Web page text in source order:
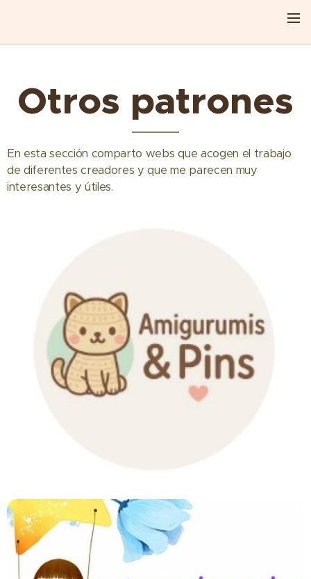
Otros patrones
En esta sección comparto webs que acogen el trabajo
de diferentes creadores y que me parecen muy
interesantes y útiles.